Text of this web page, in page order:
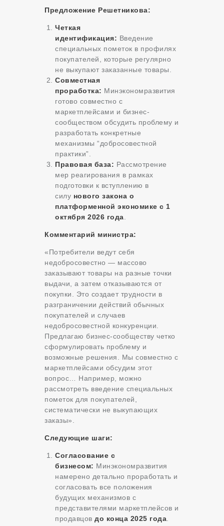
Предложение Решетникова:
Четкая
идентификация: Введение
специальных пометок в профилях
покупателей, которые регулярно
не выкупают заказанные товары.
Совместная
проработка: Минэкономразвития
готово совместно с
маркетплейсами и бизнес-
сообществом обсудить проблему и
разработать конкретные
механизмы “добросовестной
практики”.
Правовая база: Рассмотрение
мер реагирования в рамках
подготовки к вступлению в
силу нового закона о
платформенной экономике с 1
октября 2026 года
Комментарий министра:
«Потребители ведут себя
недобросовестно — массово
заказывают товары на разные точки
выдачи, а затем отказываются от
покупки. Это создает трудности в
разграничении действий обычных
покупателей и случаев
недобросовестной конкуренции.
Предлагаю бизнес-сообществу четко
сформулировать проблему и
возможные решения. Мы совместно с
маркетплейсами обсудим этот
вопрос… Например, можно
рассмотреть введение специальных
пометок для покупателей,
систематически не выкупающих
заказы».
Следующие шаги:
Согласование с
бизнесом: Минэкономразвития
намерено детально проработать и
согласовать все положения
будущих механизмов с
представителями маркетплейсов и
продавцов до конца 2025 года